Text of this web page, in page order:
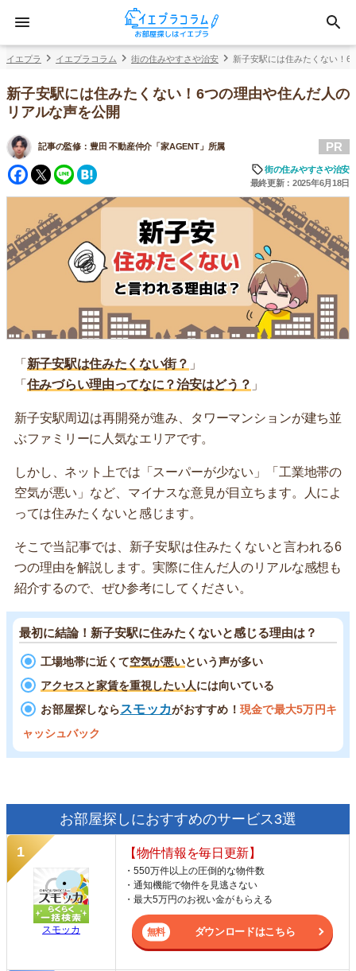
イエプラ イエプラコラム 街の住みやすさや治安 新子安駅には住みたくない！6
新子安駅には住みたくない！6つの理由や住んだ人の
リアルな声を公開
記事の監修： 豊田 不動産仲介「家AGENT」所属
Facebook
Twitter
Line
PR
街の住みやすさや治安
最終更新：2025年6月18日
「 新子安駅は住みたくない街？ 」
「 住みづらい理由ってなに？治安はどう？ 」
新子安駅周辺は再開発が進み、タワーマンションが建ち並
ぶファミリーに人気なエリアです。
しかし、ネット上では「スーパーが少ない」「工業地帯の
空気が悪い」など、マイナスな意見が目立ちます。人によ
っては住みたくないと感じます。
そこで当記事では、新子安駅は住みたくないと言われる6
つの理由を解説します。実際に住んだ人のリアルな感想も
紹介するので、ぜひ参考にしてください。
最初に結論！新子安駅に住みたくないと感じる理由は？
工場地帯に近くて空気が悪いという声が多い
アクセスと家賃を重視したい人には向いている
お部屋探しならスモッカがおすすめ！ 現金で最大5万円キ
ャッシュバック
お部屋探しにおすすめのサービス3選
スモッカ
【物件情報を毎日更新】
・550万件以上の圧倒的な物件数
・通知機能で物件を見逃さない
・最大5万円のお祝い金がもらえる
ダウンロードはこちら